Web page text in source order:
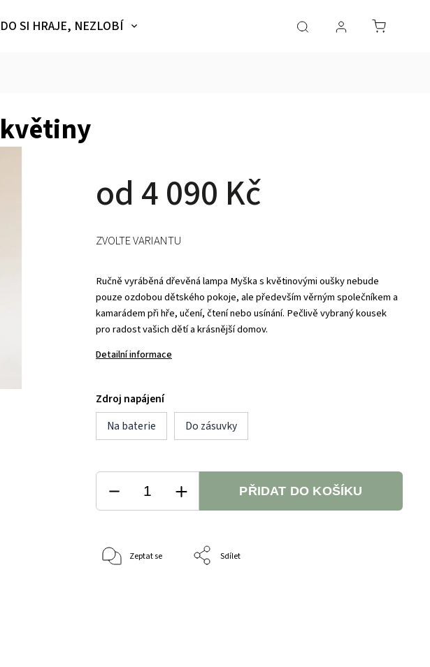
SI HRAJE, NEZLOBÍ SLADKÉ SNY Dárky pro
od 4 090 Kč
Ručně vyráběná dřevěná lampa Myška s květinovými oušky nebude
pouze ozdobou dětského pokoje, ale především věrným společníkem a
kamarádem při hře, učení, čtení nebo usínání. Pečlivě vybraný kousek
pro radost vašich dětí a krásnější domov.
Detailní informace
Zdroj napájení
Na baterie
Do zásuvky
ZVOLTE VARIANTU
PŘIDAT DO KOŠÍKU
Zeptat se Sdílet